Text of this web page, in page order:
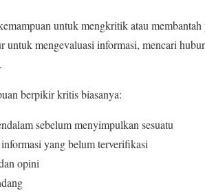
untuk mengkritik atau
untuk mengevaluasi informasi, mencari
berpikir kritis biasanya:
sebelum menyimpulkan sesuatu
yang belum terverifikasi
opini